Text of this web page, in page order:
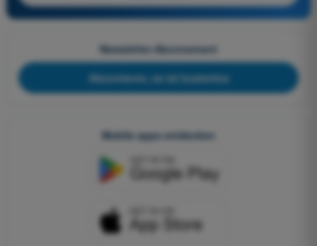
Newsletter-Abonnement
Abonnieren, es ist kostenlos
Mobile apps entdecken